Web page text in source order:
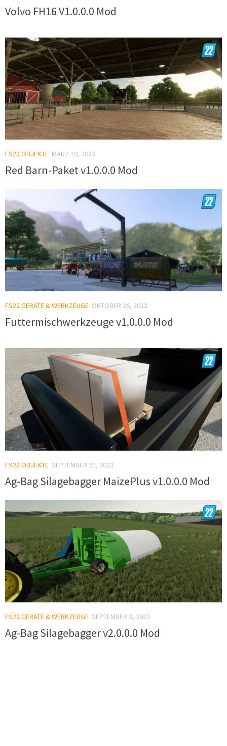
Volvo FH16 V1.0.0.0 Mod
FS22 OBJEKTE MÄRZ 10, 2023
Red Barn-Paket v1.0.0.0 Mod
FS22 GERÄTE & WERKZEUGE OKTOBER 26, 2022
Futtermischwerkzeuge v1.0.0.0 Mod
FS22 OBJEKTE SEPTEMBER 21, 2022
Ag-Bag Silagebagger MaizePlus v1.0.0.0 Mod
FS22 GERÄTE & WERKZEUGE SEPTEMBER 3, 2022
Ag-Bag Silagebagger v2.0.0.0 Mod